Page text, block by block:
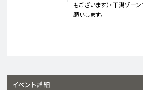
もございます）・干潟ゾー
願いします。
イベント詳細